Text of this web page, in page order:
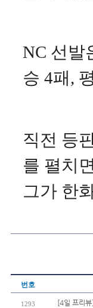
NC 선발
승 4패,
직전 등
를 펼치
그가 한
번호
1293 [4일 프리